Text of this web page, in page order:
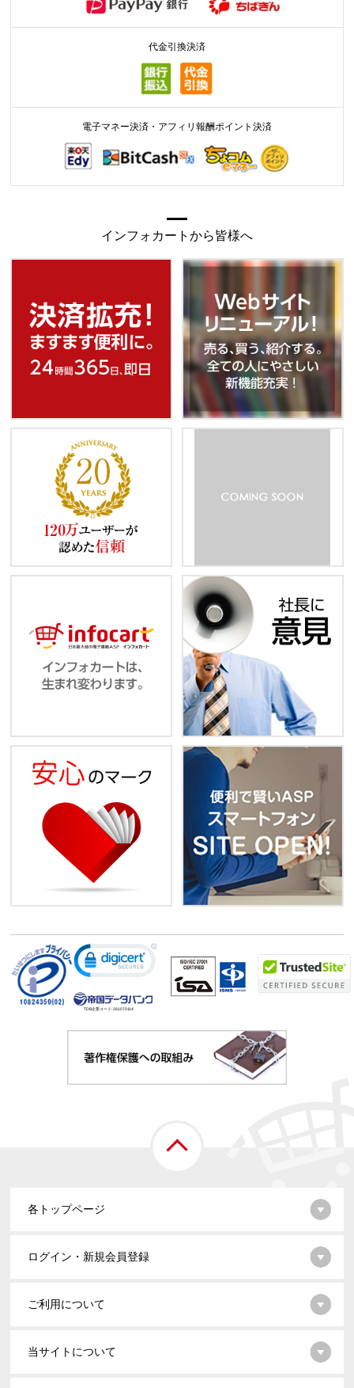
代金引換決済
電子マネー決済・アフィリ報酬ポイント決済
インフォカートから皆様へ
TDB企業コード:261070114
各トップページ
ログイン・新規会員登録
ご利用について
当サイトについて